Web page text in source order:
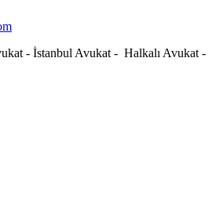
- İstanbul Avukat - Halkalı Avukat -